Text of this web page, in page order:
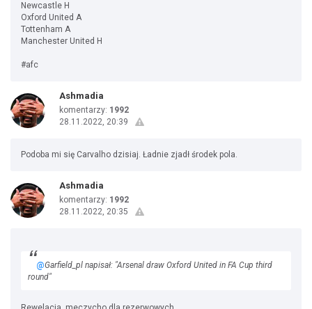
Newcastle H
Oxford United A
Tottenham A
Manchester United H
#afc
Ashmadia
komentarzy: 1992
28.11.2022, 20:39
Podoba mi się Carvalho dzisiaj. Ładnie zjadł środek pola.
Ashmadia
komentarzy: 1992
28.11.2022, 20:35
@Garfield_pl napisał: "Arsenal draw Oxford United in FA Cup third
round"